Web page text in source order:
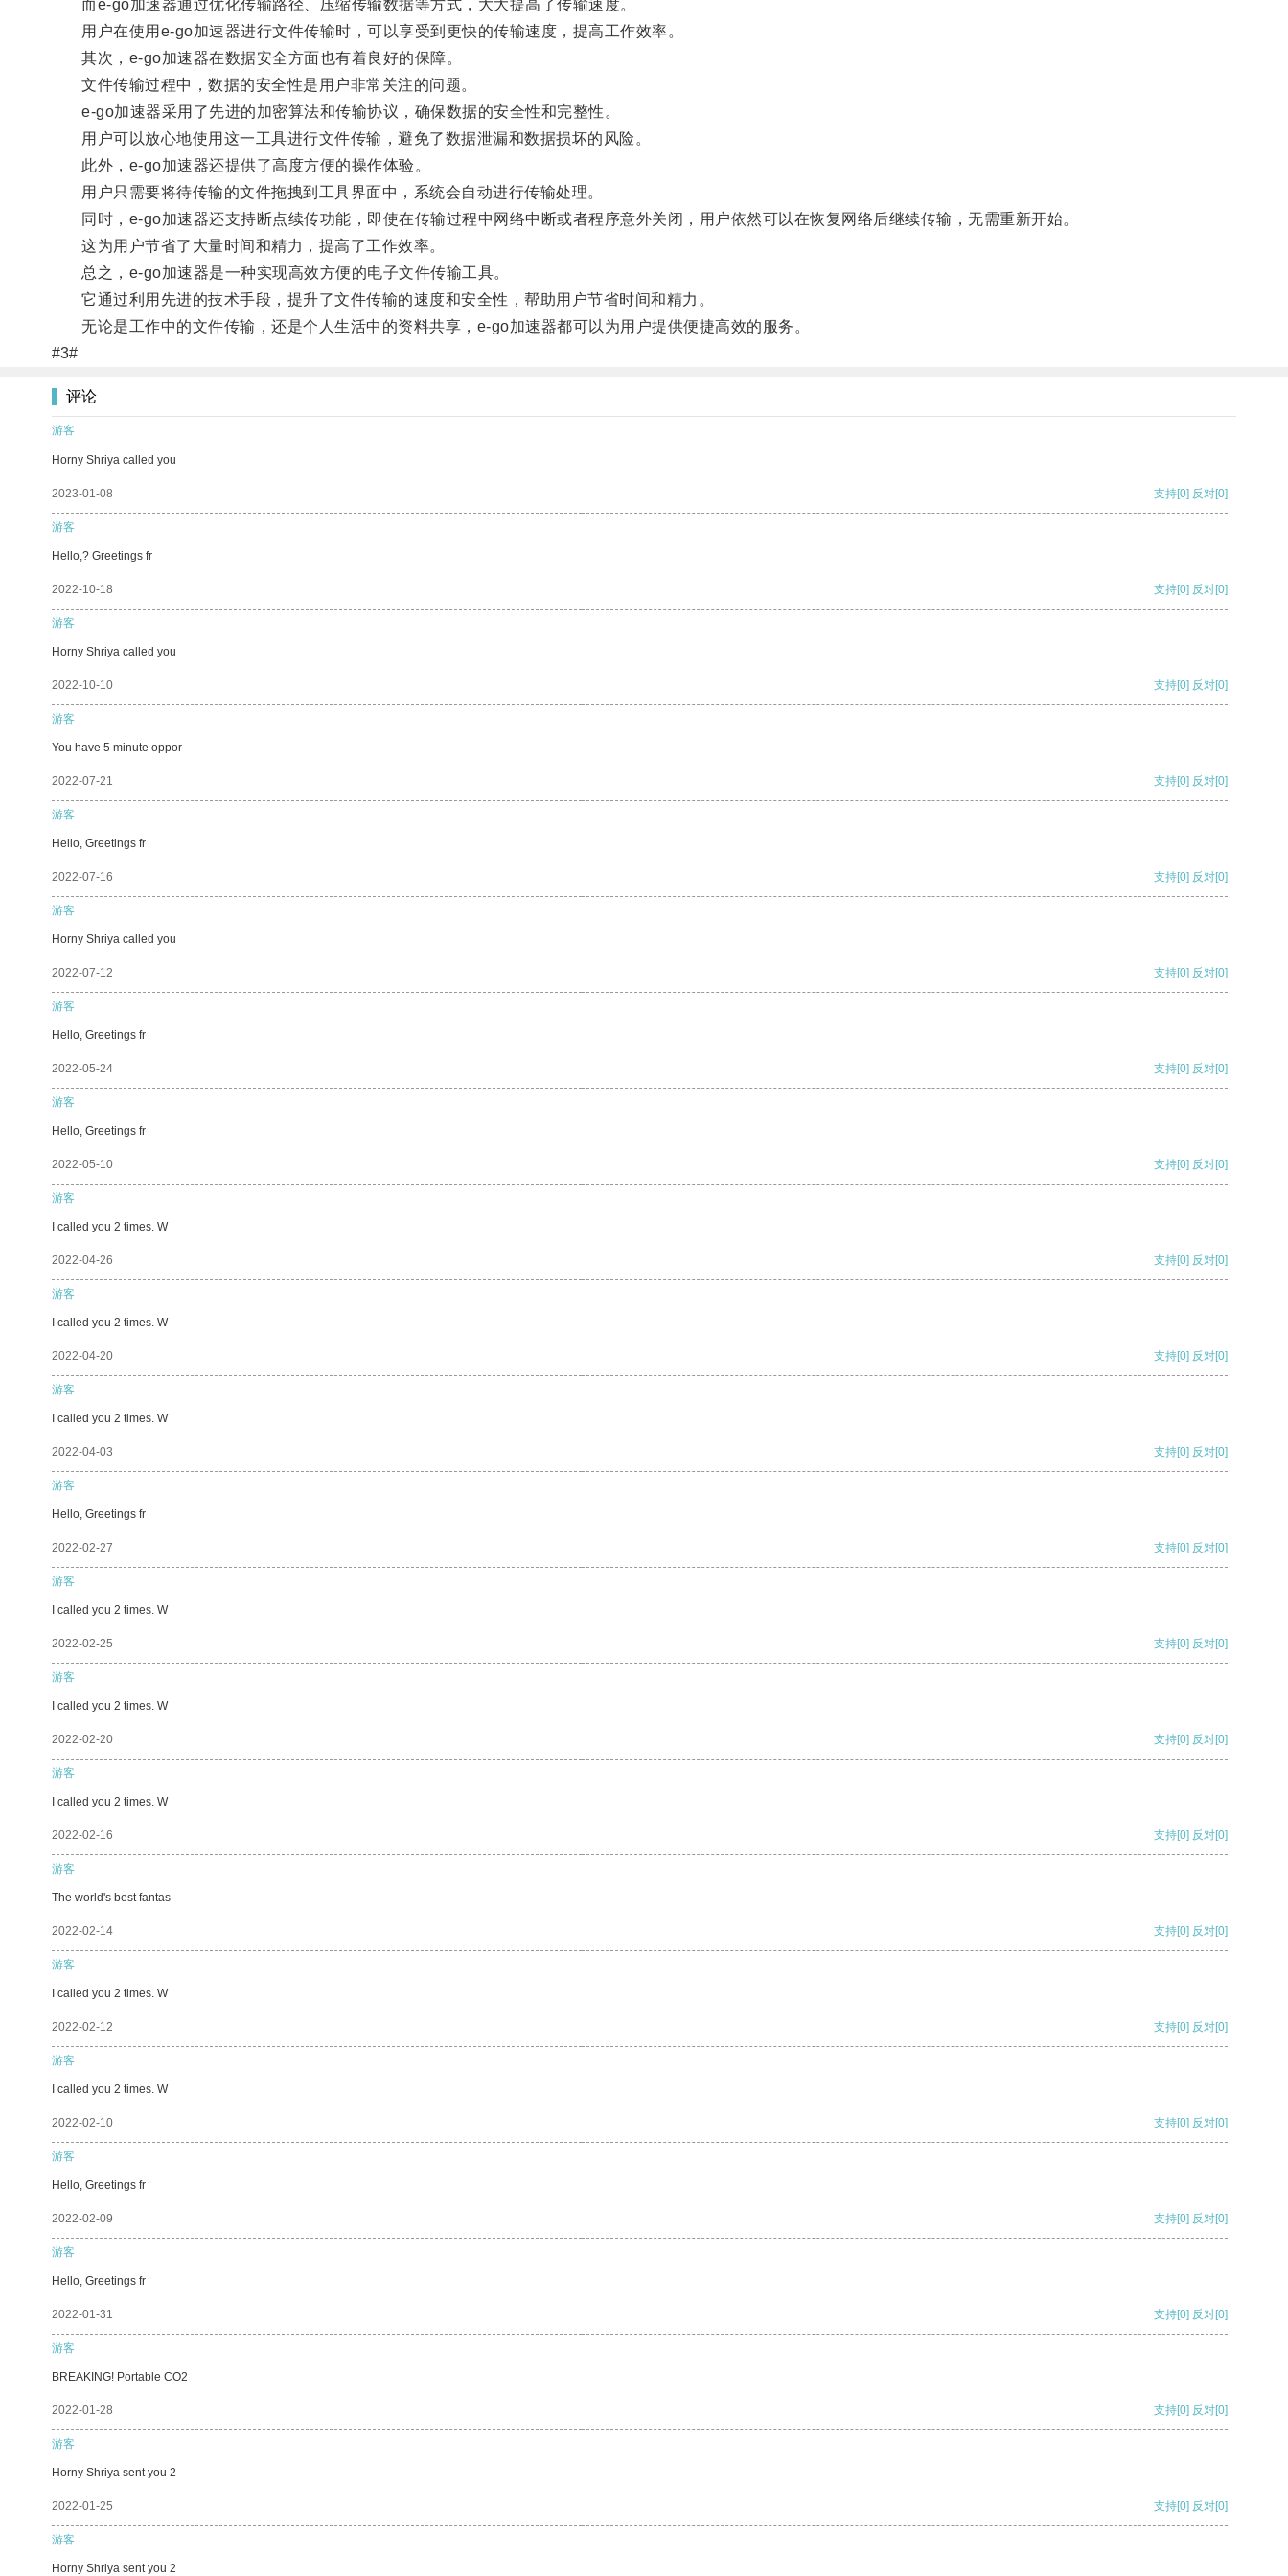
而e-go加速器通过优化传输路径、压缩传输数据等方式，大大提高了传输速度。
用户在使用e-go加速器进行文件传输时，可以享受到更快的传输速度，提高工作效率。
其次，e-go加速器在数据安全方面也有着良好的保障。
文件传输过程中，数据的安全性是用户非常关注的问题。
e-go加速器采用了先进的加密算法和传输协议，确保数据的安全性和完整性。
用户可以放心地使用这一工具进行文件传输，避免了数据泄漏和数据损坏的风险。
此外，e-go加速器还提供了高度方便的操作体验。
用户只需要将待传输的文件拖拽到工具界面中，系统会自动进行传输处理。
同时，e-go加速器还支持断点续传功能，即使在传输过程中网络中断或者程序意外关闭，用户依然可以在恢复网络后继续传输，无需重新开始。
这为用户节省了大量时间和精力，提高了工作效率。
总之，e-go加速器是一种实现高效方便的电子文件传输工具。
它通过利用先进的技术手段，提升了文件传输的速度和安全性，帮助用户节省时间和精力。
无论是工作中的文件传输，还是个人生活中的资料共享，e-go加速器都可以为用户提供便捷高效的服务。
#3#
评论
游客
Horny Shriya called you
2023-01-08 支持[0] 反对[0]
游客
Hello,? Greetings fr
2022-10-18 支持[0] 反对[0]
游客
Horny Shriya called you
2022-10-10 支持[0] 反对[0]
游客
You have 5 minute oppor
2022-07-21 支持[0] 反对[0]
游客
Hello, Greetings fr
2022-07-16 支持[0] 反对[0]
游客
Horny Shriya called you
2022-07-12 支持[0] 反对[0]
游客
Hello, Greetings fr
2022-05-24 支持[0] 反对[0]
游客
Hello, Greetings fr
2022-05-10 支持[0] 反对[0]
游客
I called you 2 times. W
2022-04-26 支持[0] 反对[0]
游客
I called you 2 times. W
2022-04-20 支持[0] 反对[0]
游客
I called you 2 times. W
2022-04-03 支持[0] 反对[0]
游客
Hello, Greetings fr
2022-02-27 支持[0] 反对[0]
游客
I called you 2 times. W
2022-02-25 支持[0] 反对[0]
游客
I called you 2 times. W
2022-02-20 支持[0] 反对[0]
游客
I called you 2 times. W
2022-02-16 支持[0] 反对[0]
游客
The world's best fantas
2022-02-14 支持[0] 反对[0]
游客
I called you 2 times. W
2022-02-12 支持[0] 反对[0]
游客
I called you 2 times. W
2022-02-10 支持[0] 反对[0]
游客
Hello, Greetings fr
2022-02-09 支持[0] 反对[0]
游客
Hello, Greetings fr
2022-01-31 支持[0] 反对[0]
游客
BREAKING! Portable CO2
2022-01-28 支持[0] 反对[0]
游客
Horny Shriya sent you 2
2022-01-25 支持[0] 反对[0]
游客
Horny Shriya sent you 2